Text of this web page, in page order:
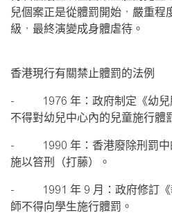
兒個案正是從體罰開始，嚴重程
級，最終演變成身體虐待。
香港現行有關禁止體罰的法例
- 1976 年：政府制定《幼
不得對幼兒中心內的兒童施行體
- 1990 年：香港廢除刑罰
施以笞刑（打藤）。
- 1991 年 9 月：政府修訂
師不得向學生施行體罰。